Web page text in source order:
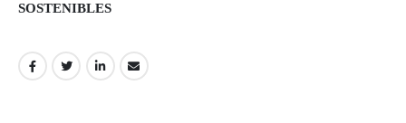
SOSTENIBLES